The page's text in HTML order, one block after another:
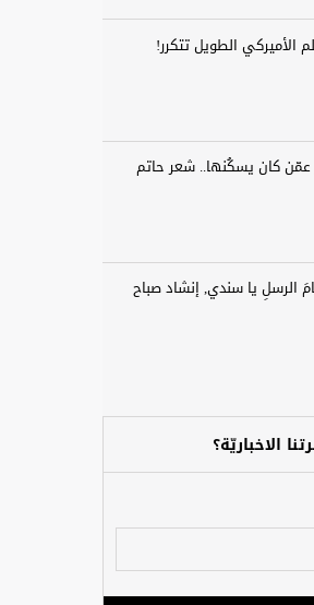
الأميركي الطويل تتكرر!
عمّن كان يسكُنها.. شعر حاتم
الرسلِ يا سندي, إنشاد صباح
الاخباريّة؟